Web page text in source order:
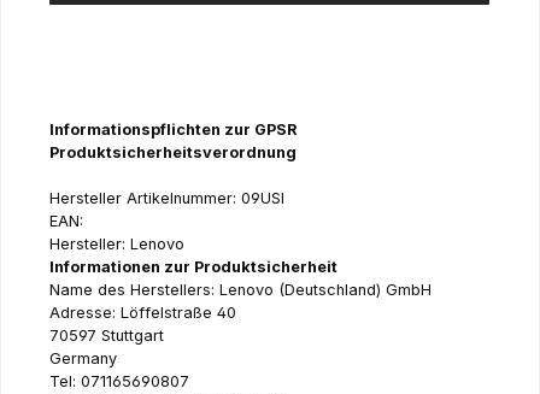
Informationspflichten zur GPSR
Produktsicherheitsverordnung
Hersteller Artikelnummer: 09USI
EAN:
Hersteller: Lenovo
Informationen zur Produktsicherheit
Name des Herstellers: Lenovo (Deutschland) GmbH
Adresse: Löffelstraße 40
70597 Stuttgart
Germany
Tel: 071165690807